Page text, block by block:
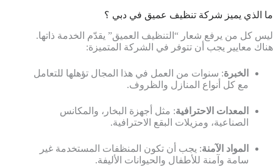
ما الذي يميز شركة تنظيف عميق في دبي ؟
ليس كل من يرفع شعار “التنظيف العميق” يقدّم الخدمة ذاتها.
هناك معايير يجب أن تتوفر في الشركة المتميزة:
الخبرة: سنوات من العمل في هذا المجال تؤهلها للتعامل
مع كل أنواع المنازل والظروف.
المعدات الاحترافية: مثل أجهزة البخار، والمكانس
الصناعية، ومزيلات البقع الاحترافية.
المواد الآمنة: يجب أن تكون المنظفات المستخدمة غير
سامة وآمنة للأطفال والحيوانات الأليفة.